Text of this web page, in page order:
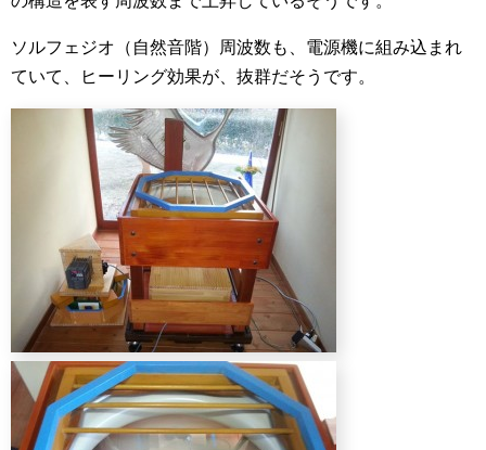
ソルフェジオ（自然音階）周波数も、電源機に組み込まれ
ていて、ヒーリング効果が、抜群だそうです。